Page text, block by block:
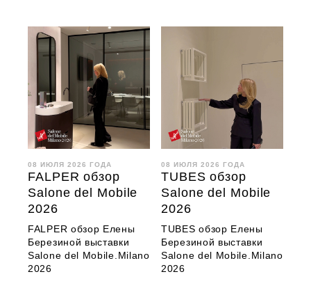
08 ИЮЛЯ 2026 ГОДА
FALPER обзор
Salone del Mobile
2026
FALPER обзор Елены
Березиной выставки
Salone del Mobile.Milano
2026
08 ИЮЛЯ 2026 ГОДА
TUBES обзор
Salone del Mobile
2026
TUBES обзор Елены
Березиной выставки
Salone del Mobile.Milano
2026